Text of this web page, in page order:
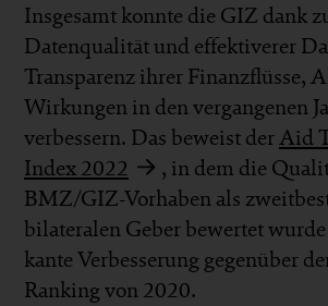
Insgesamt konnte die GIZ dank
Daten­qualität und effektiverer
Trans­parenz ihrer Finanz­flüsse,
Wir­kungen in den ver­gangenen
ver­bessern. Das beweist derAid
Index 2022
, in dem die
BMZ/GIZ-Vorhaben als
bilateralen Geber be­wertet
kante Ver­besserung gegen­über
Ranking von 2020.